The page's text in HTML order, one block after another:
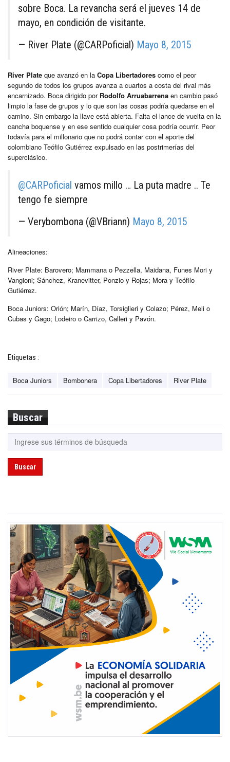
sobre Boca. La revancha será el jueves 14 de
mayo, en condición de visitante.
— River Plate (@CARPoficial) Mayo 8, 2015
River Plate que avanzó en la Copa Libertadores como el peor
segundo de todos los grupos avanza a cuartos a costa del rival más
encarnizado. Boca dirigido por Rodolfo Arruabarrena en cambio pasó
limpio la fase de grupos y lo que son las cosas podría quedarse en el
camino. Sin embargo la llave está abierta. Falta el lance de vuelta en la
cancha boquense y en ese sentido cualquier cosa podría ocurrir. Peor
todavía para el millonario que no podrá contar con el aporte del
colombiano Teófilo Gutiérrez expulsado en las postrimerías del
superclásico.
@CARPoficial vamos millo … La puta madre .. Te
tengo fe siempre
— Verybombona (@VBriann) Mayo 8, 2015
Alineaciones:
River Plate: Barovero; Mammana o Pezzella, Maidana, Funes Mori y
Vangioni; Sánchez, Kranevitter, Ponzio y Rojas; Mora y Teófilo
Gutiérrez.
Boca Juniors: Orión; Marín, Díaz, Torsiglieri y Colazo; Pérez, Meli o
Cubas y Gago; Lodeiro o Carrizo, Calleri y Pavón.
Etiquetas :
Boca Juniors Bombonera Copa Libertadores River Plate
Buscar
Buscar